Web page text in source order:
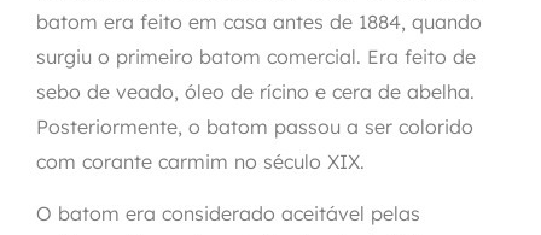
batom era feito em casa antes de 1884, quando
surgiu o primeiro batom comercial. Era feito de
sebo de veado, óleo de rícino e cera de abelha.
Posteriormente, o batom passou a ser colorido
com corante carmim no século XIX.
O batom era considerado aceitável pelas